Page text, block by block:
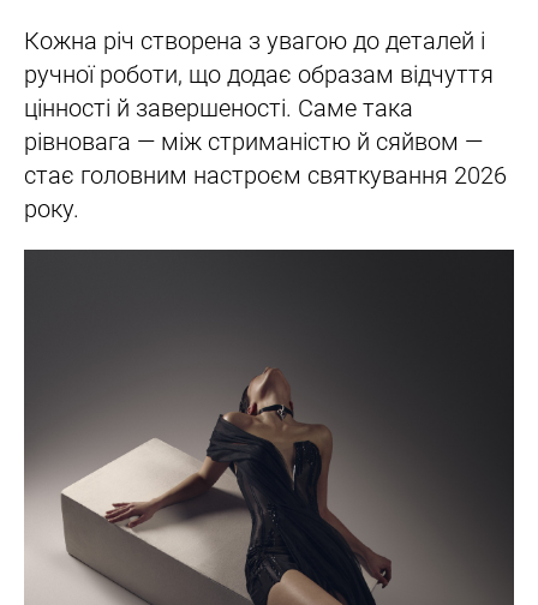
Кожна річ створена з увагою до деталей і
ручної роботи, що додає образам відчуття
цінності й завершеності. Саме така
рівновага — між стриманістю й сяйвом —
стає головним настроєм святкування 2026
року.